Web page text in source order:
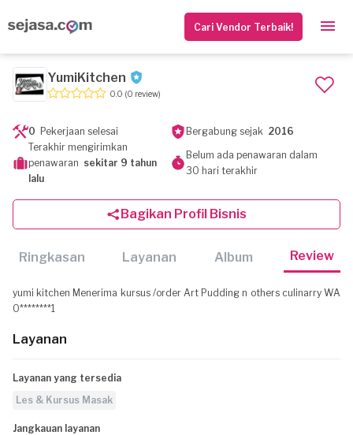
Cari Vendor Terbaik!
YumiKitchen
0.0 (0 review)
0 Pekerjaan selesai Bergabung sejak 2016
Terakhir mengirimkan
penawaran sekitar 9 tahun
lalu
Belum ada penawaran dalam
30 hari terakhir
Bagikan Profil Bisnis
Ringkasan Layanan Album Review
yumi kitchen Menerima kursus /order Art Pudding n others culinarry WA
O********1
Layanan
Layanan yang tersedia
Les & Kursus Masak
Jangkauan layanan